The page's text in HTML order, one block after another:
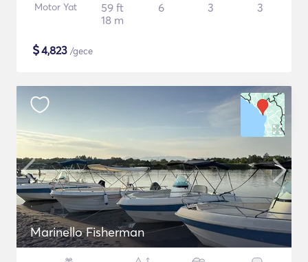
Motor Yat
59 ft
18 m
6 3 3
$4,823 /gece
Marinello Fisherman